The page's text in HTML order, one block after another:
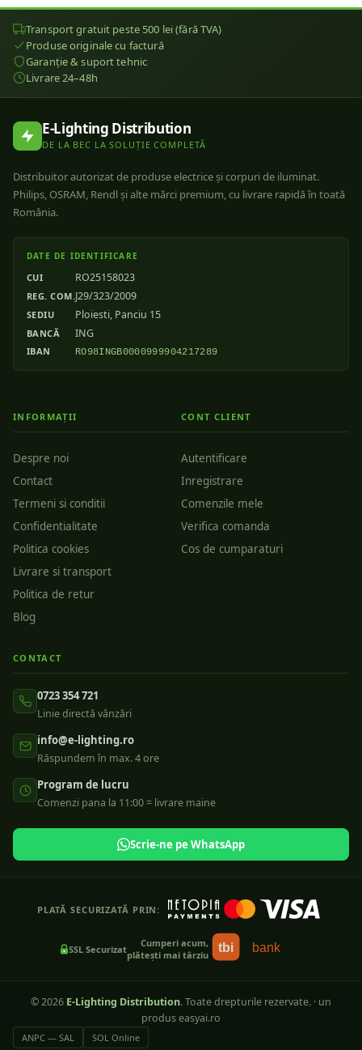
Transport gratuit peste 500 lei (fără TVA)
Produse originale cu factură
Garanție & suport tehnic
Livrare 24–48h
E-Lighting Distribution
DE LA BEC LA SOLUȚIE COMPLETĂ
Distribuitor autorizat de produse electrice și corpuri de iluminat.
Philips, OSRAM, Rendl și alte mărci premium, cu livrare rapidă în toată
România.
DATE DE IDENTIFICARE
CUI RO25158023
REG. COM.J29/323/2009
SEDIU Ploiesti, Panciu 15
BANCĂ ING
IBAN RO98INGB0000999904217289
INFORMAȚII
Despre noi
Contact
Termeni si conditii
Confidentialitate
Politica cookies
Livrare si transport
Politica de retur
Blog
CONT CLIENT
Autentificare
Inregistrare
Comenzile mele
Verifica comanda
Cos de cumparaturi
CONTACT
0723 354 721
Linie directă vânzări
info@e-lighting.ro
Răspundem în max. 4 ore
Program de lucru
Comenzi pana la 11:00 = livrare maine
Scrie-ne pe WhatsApp
PLATĂ SECURIZATĂ PRIN:
SSL Securizat
Cumperi acum,
plătești mai târziu
tbi bank
©2026 E-Lighting Distribution. Toate drepturile rezervate. · un
produs easyai.ro
ANPC — SAL SOL Online